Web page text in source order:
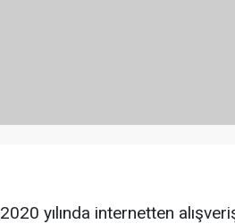
yılında internetten